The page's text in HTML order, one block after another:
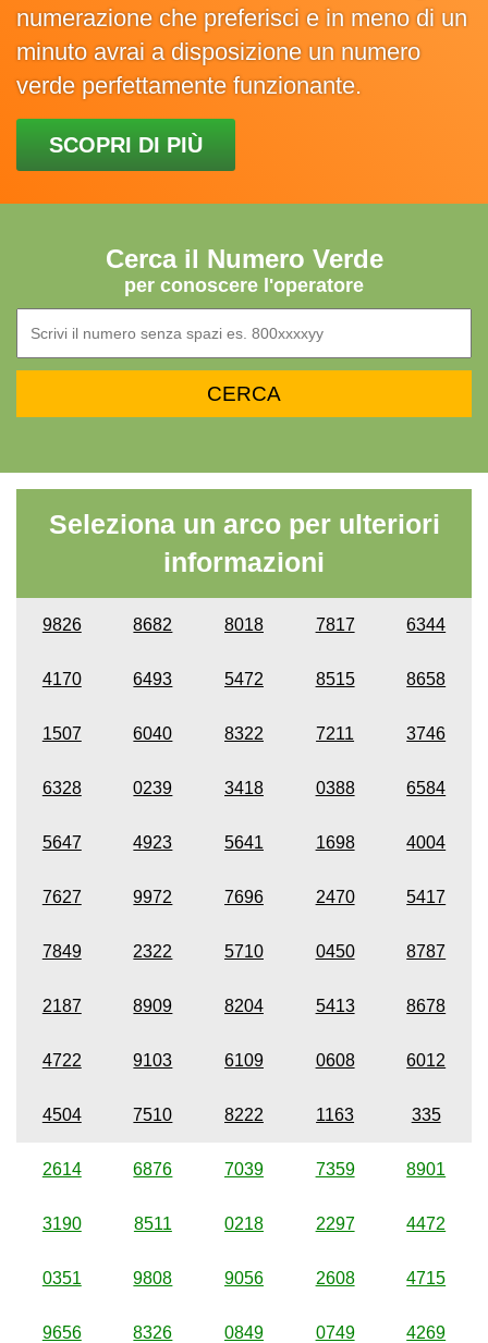
numerazione che preferisci e in meno di un
minuto avrai a disposizione un numero
verde perfettamente funzionante.
SCOPRI DI PIÙ
Cerca il Numero Verde
per conoscere l'operatore
Seleziona un arco per ulteriori
informazioni
9826 8682 8018 7817 6344
4170 6493 5472 8515 8658
1507 6040 8322 7211 3746
6328 0239 3418 0388 6584
5647 4923 5641 1698 4004
7627 9972 7696 2470 5417
7849 2322 5710 0450 8787
2187 8909 8204 5413 8678
4722 9103 6109 0608 6012
4504 7510 8222 1163 335
2614 6876 7039 7359 8901
3190 8511 0218 2297 4472
0351 9808 9056 2608 4715
9656 8326 0849 0749 4269